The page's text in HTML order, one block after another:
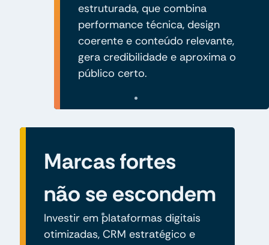
estruturada, que combina
performance técnica, design
coerente e conteúdo relevante,
gera credibilidade e aproxima o
público certo.
Marcas fortes
não se escondem
Investir em plataformas digitais
otimizadas, CRM estratégico e